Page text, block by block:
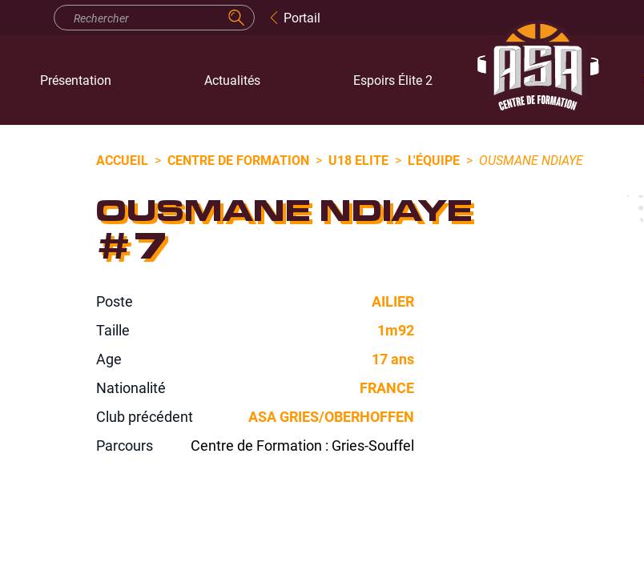
Portail
Présentation Actualités Espoirs Élite 2
ACCUEIL > CENTRE DE FORMATION > U18 ELITE > L'ÉQUIPE > OUSMANE NDIAYE
OUSMANE NDIAYE
#7
Poste
AILIER
Taille
1m92
Age
17 ans
Nationalité
FRANCE
Club précédent
ASA GRIES/OBERHOFFEN
Parcours
Centre de Formation : Gries-Souffel